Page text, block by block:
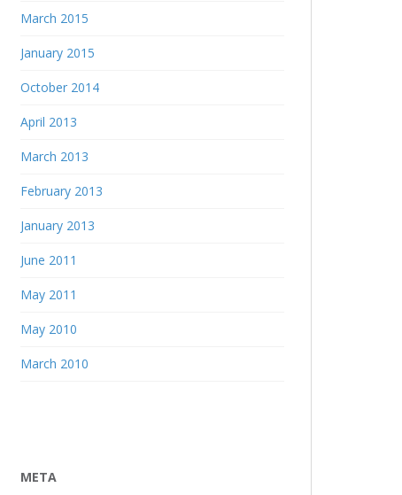
March 2015
January 2015
October 2014
April 2013
March 2013
February 2013
January 2013
June 2011
May 2011
May 2010
March 2010
META